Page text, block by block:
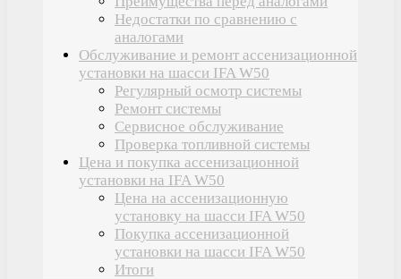
Недостатки по сравнению с
аналогами
Обслуживание и ремонт ассенизационной
установки на шасси IFA W50
Регулярный осмотр системы
Ремонт системы
Сервисное обслуживание
Проверка топливной системы
Цена и покупка ассенизационной
установки на IFA W50
Цена на ассенизационную
установку на шасси IFA W50
Покупка ассенизационной
установки на шасси IFA W50
Итоги